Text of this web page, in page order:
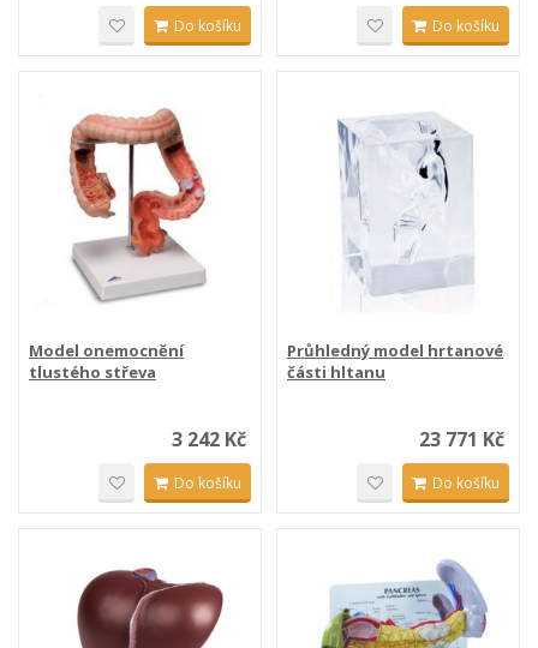
Do košíku Do košíku
Model onemocnění
tlustého střeva
3 242 Kč
Do košíku
Průhledný model hrtanové
části hltanu
23 771 Kč
Do košíku